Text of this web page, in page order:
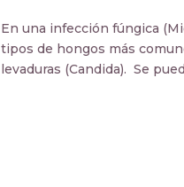
En una infección fúngica
tipos de hongos más
levaduras (Candida). Se